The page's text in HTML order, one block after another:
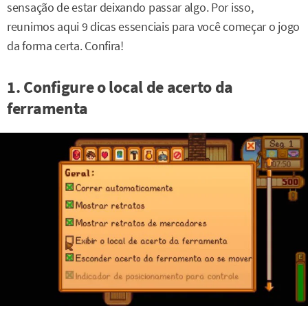
sensação de estar deixando passar algo. Por isso,
reunimos aqui 9 dicas essenciais para você começar o jogo
da forma certa. Confira!
1. Configure o local de acerto da
ferramenta